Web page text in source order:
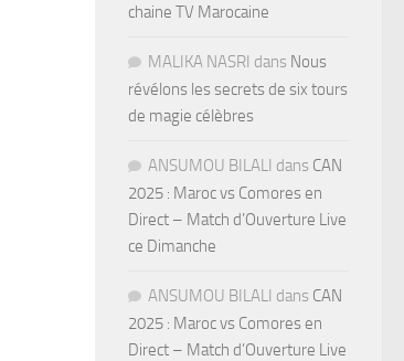
chaine TV Marocaine
MALIKA NASRI dans Nous
révélons les secrets de six tours
de magie célèbres
ANSUMOU BILALI dans CAN
2025 : Maroc vs Comores en
Direct – Match d’Ouverture Live
ce Dimanche
ANSUMOU BILALI dans CAN
2025 : Maroc vs Comores en
Direct – Match d’Ouverture Live